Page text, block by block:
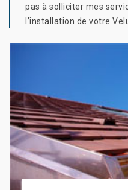
pas à solliciter mes
l’installation de votre